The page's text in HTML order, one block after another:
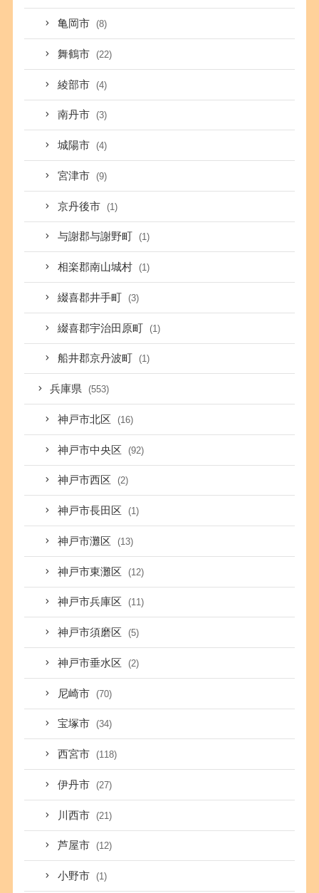
亀岡市 (8)
舞鶴市 (22)
綾部市 (4)
南丹市 (3)
城陽市 (4)
宮津市 (9)
京丹後市 (1)
与謝郡与謝野町 (1)
相楽郡南山城村 (1)
綴喜郡井手町 (3)
綴喜郡宇治田原町 (1)
船井郡京丹波町 (1)
兵庫県 (553)
神戸市北区 (16)
神戸市中央区 (92)
神戸市西区 (2)
神戸市長田区 (1)
神戸市灘区 (13)
神戸市東灘区 (12)
神戸市兵庫区 (11)
神戸市須磨区 (5)
神戸市垂水区 (2)
尼崎市 (70)
宝塚市 (34)
西宮市 (118)
伊丹市 (27)
川西市 (21)
芦屋市 (12)
小野市 (1)